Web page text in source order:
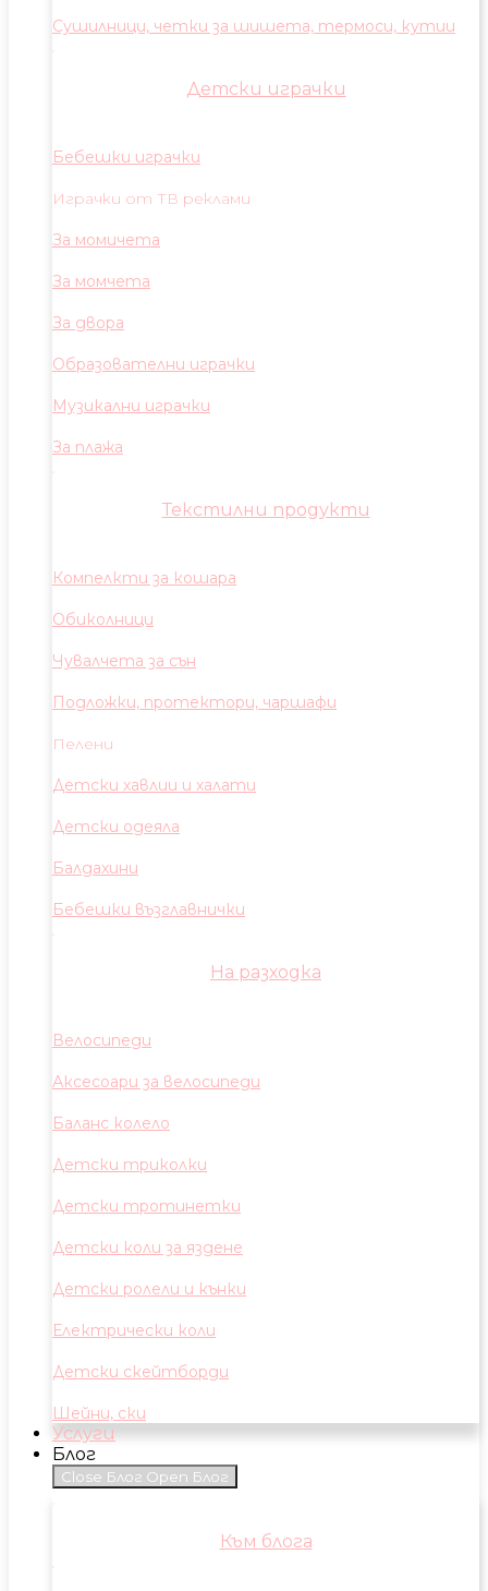
Сушилници, четки за шишета, термоси, кутии
Детски играчки
Бебешки играчки
Играчки от ТВ реклами
За момичета
За момчета
За двора
Образователни играчки
Музикални играчки
За плажа
Текстилни продукти
Компелкти за кошара
Обиколници
Чувалчета за сън
Подложки, протектори, чаршафи
Пелени
Детски хавлии и халати
Детски одеяла
Балдахини
Бебешки възглавнички
На разходка
Велосипеди
Аксесоари за велосипеди
Баланс колело
Детски триколки
Детски тротинетки
Детски коли за яздене
Детски ролели и кънки
Електрически коли
Детски скейтборди
Шейни, ски
Услуги
Блог
Close Блог Open Блог
Към блога